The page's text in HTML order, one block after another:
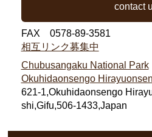
contact
FAX 0578-89-3581
相互リンク募集中
Chubusangaku National Park
Okuhidaonsengo Hirayuonsen
621-1,Okuhidaonsengo
shi,Gifu,506-1433,Japan